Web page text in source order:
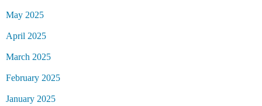
May 2025
April 2025
March 2025
February 2025
January 2025